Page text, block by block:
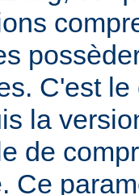
C'est
la
de
Ce